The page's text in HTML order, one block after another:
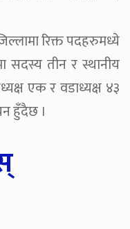
रिक्त पदहरुमध्ये
सदस्य तीन र स्थानीय
एक र वडाध्यक्ष ४३
हुँदैछ ।